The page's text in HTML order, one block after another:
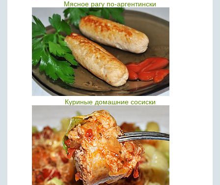
Мясное рагу по-аргентински
Куриные домашние сосиски